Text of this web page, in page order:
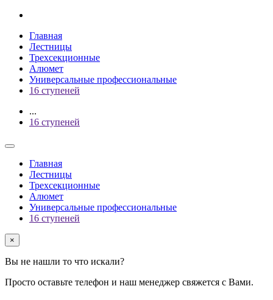
Главная
Лестницы
Трехсекционные
Алюмет
Универсальные профессиональные
16 ступеней
...
16 ступеней
Главная
Лестницы
Трехсекционные
Алюмет
Универсальные профессиональные
16 ступеней
×
Вы не нашли то что искали?
Просто оставьте телефон и наш менеджер свяжется с Вами.